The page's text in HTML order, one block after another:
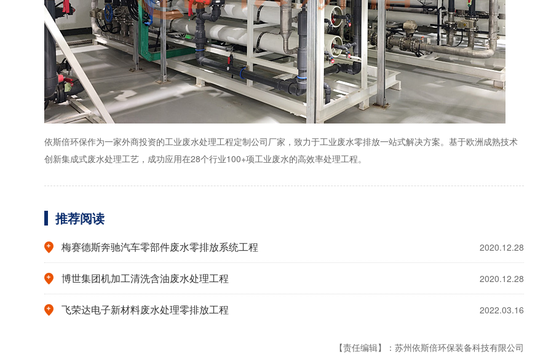
依斯倍环保作为一家外商投资的工业废水处理工程定制公司厂家，致力于工业废水零排放一站式解决方案。基于欧洲成熟技术
创新集成式废水处理工艺，成功应用在28个行业100+项工业废水的高效率处理工程。
推荐阅读
2020.12.28
梅赛德斯奔驰汽车零部件废水零排放系统工程
2020.12.28
博世集团机加工清洗含油废水处理工程
2022.03.16
飞荣达电子新材料废水处理零排放工程
【责任编辑】：苏州依斯倍环保装备科技有限公司